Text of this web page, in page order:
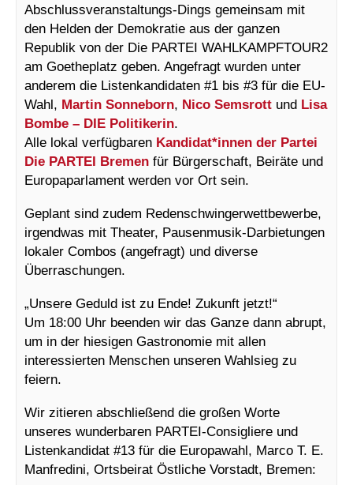
Abschlussveranstaltungs-Dings gemeinsam mit
den Helden der Demokratie aus der ganzen
Republik von der Die PARTEI WAHLKAMPFTOUR2
am Goetheplatz geben. Angefragt wurden unter
anderem die Listenkandidaten #1 bis #3 für die EU-
Wahl, Martin Sonneborn, Nico Semsrott und Lisa
Bombe – DIE Politikerin.
Alle lokal verfügbaren Kandidat*innen der Partei
Die PARTEI Bremen für Bürgerschaft, Beiräte und
Europaparlament werden vor Ort sein.
Geplant sind zudem Redenschwingerwettbewerbe,
irgendwas mit Theater, Pausenmusik-Darbietungen
lokaler Combos (angefragt) und diverse
Überraschungen.
„Unsere Geduld ist zu Ende! Zukunft jetzt!“
Um 18:00 Uhr beenden wir das Ganze dann abrupt,
um in der hiesigen Gastronomie mit allen
interessierten Menschen unseren Wahlsieg zu
feiern.
Wir zitieren abschließend die großen Worte
unseres wunderbaren PARTEI-Consigliere und
Listenkandidat #13 für die Europawahl, Marco T. E.
Manfredini, Ortsbeirat Östliche Vorstadt, Bremen: